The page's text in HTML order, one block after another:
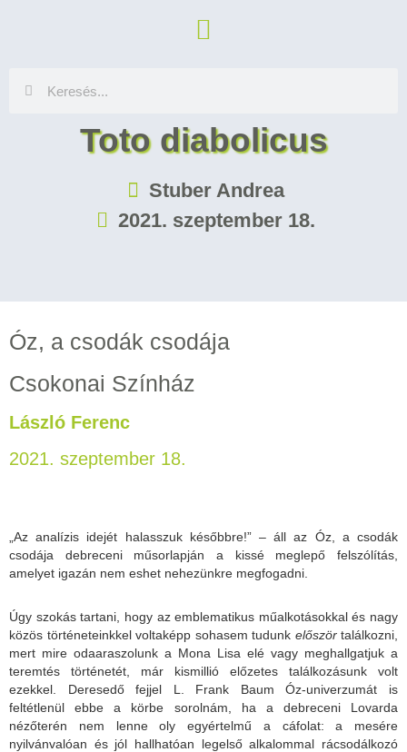
Toto diabolicus
Stuber Andrea
2021. szeptember 18.
Óz, a csodák csodája
Csokonai Színház
László Ferenc
2021. szeptember 18.
„Az analízis idejét halasszuk későbbre!” – áll az Óz, a csodák
csodája debreceni műsorlapján a kissé meglepő felszólítás,
amelyet igazán nem eshet nehezünkre megfogadni.
Úgy szokás tartani, hogy az emblematikus műalkotásokkal és nagy
közös történeteinkkel voltaképp sohasem tudunk előszörtalálkozni,
mert mire odaaraszolunk a Mona Lisa elé vagy meghallgatjuk a
teremtés történetét, már kismillió előzetes találkozásunk volt
ezekkel. Deresedő fejjel L. Frank Baum Óz-univerzumát is
feltétlenül ebbe a körbe sorolnám, ha a debreceni Lovarda
nézőterén nem lenne oly egyértelmű a cáfolat: a mesére
nyilvánvalóan és jól hallhatóan legelső alkalommal rácsodálkozó